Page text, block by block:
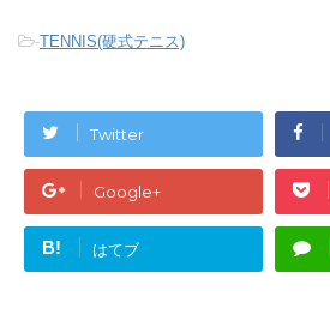
-TENNIS(硬式テニス)
Twitter
Google+
B! はてブ